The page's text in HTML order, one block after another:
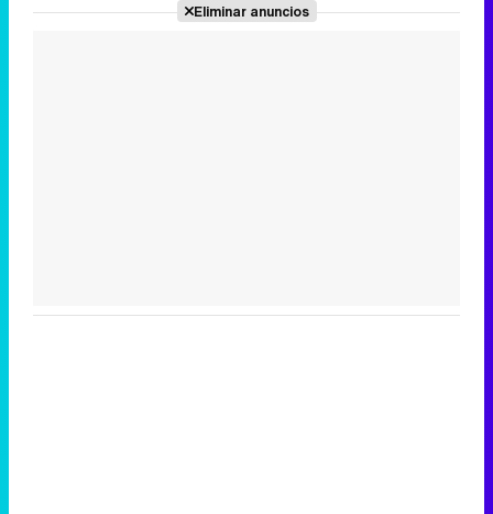
Eliminar anuncios